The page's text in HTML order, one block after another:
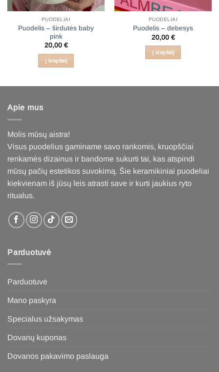
PUODELIAI
Puodelis – širdutės baby
pink
20,00 €
Į krepšelį
PUODELIAI
Puodelis – debesys
20,00 €
Į krepšelį
Apie mus
Molis mūsų aistra!
Visus puodelius gaminame savo rankomis, kruopščiai
renkamės dizainus ir bandome sukurti tai, kas atspindi
mūsų pačių estetikos suvokimą. Šie keramikiniai puodeliai
kiekvienam iš jūsų leis atrasti save ir kurti jaukius ryto
ritualus.
Parduotuvė
Parduotuvė
Mano paskyra
Specialus užsakymas
Dovanų kuponas
Dovanos pakavimo paslauga